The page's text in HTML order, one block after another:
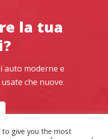
la tua
auto moderne e
che nuove.
to give you the most